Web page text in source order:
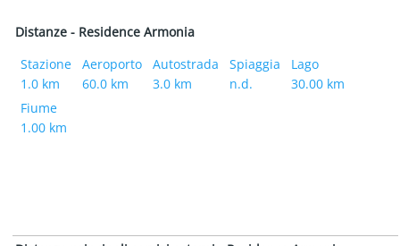
Distanze - Residence Armonia
Stazione
1.0 km
Aeroporto
60.0 km
Autostrada
3.0 km
Spiaggia
n.d.
Lago
30.00 km
Fiume
1.00 km